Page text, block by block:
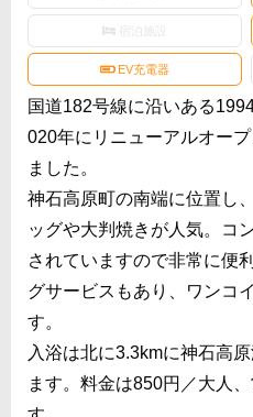
宿泊施設
EV充電器
国道182号線に沿いある
020年にリニューアルオー
ました。
神石高原町の南端に位置し
ッグや大判焼きが人気。コ
されていますので非常に便
グサービスもあり、ワンコ
す。
入浴は北に3.3kmに神石高
ます。料金は850円／大人